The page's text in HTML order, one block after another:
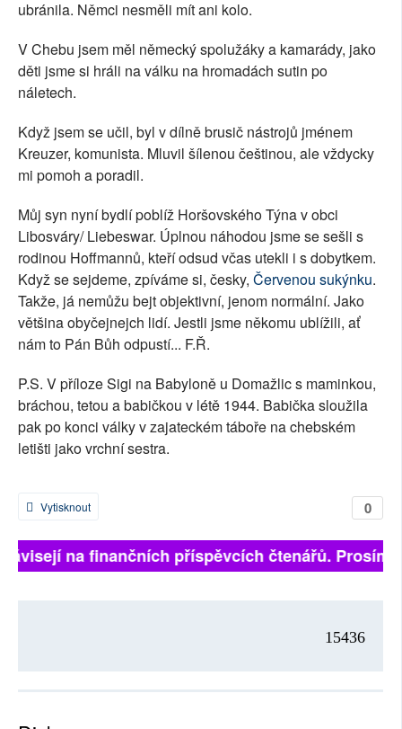
ubránila. Němci nesměli mít ani kolo.
V Chebu jsem měl německý spolužáky a kamarády, jako
děti jsme si hráli na válku na hromadách sutin po
náletech.
Když jsem se učil, byl v dílně brusič nástrojů jménem
Kreuzer, komunista. Mluvil šílenou češtinou, ale vždycky
mi pomoh a poradil.
Můj syn nyní bydlí poblíž Horšovského Týna v obci
Libosváry/ Liebeswar. Úplnou náhodou jsme se sešli s
rodinou Hoffmannů, kteří odsud včas utekli i s dobytkem.
Když se sejdeme, zpíváme si, česky, Červenou sukýnku.
Takže, já nemůžu bejt objektivní, jenom normální. Jako
většina obyčejnejch lidí. Jestli jsme někomu ublížili, ať
nám to Pán Bůh odpustí... F.Ř.
P.S. V příloze Sigi na Babyloně u Domažlic s maminkou,
bráchou, tetou a babičkou v létě 1944. Babička sloužila
pak po konci války v zajateckém táboře na chebském
letišti jako vrchní sestra.
0
Vytisknout
na finančních příspěvcích čtenářů.
15436